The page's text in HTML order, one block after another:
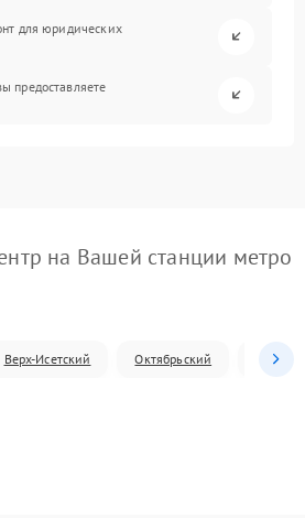
для юридических
предоставляете
на Вашей станции метро
Верх-Исетский Октябрьский